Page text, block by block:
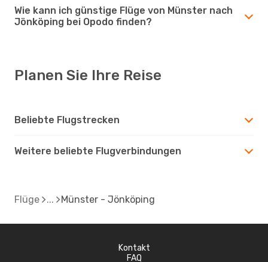
Wie kann ich günstige Flüge von Münster nach
Jönköping bei Opodo finden?
Planen Sie Ihre Reise
Beliebte Flugstrecken
Weitere beliebte Flugverbindungen
Flüge Münster - Jönköping
Kontakt
FAQ